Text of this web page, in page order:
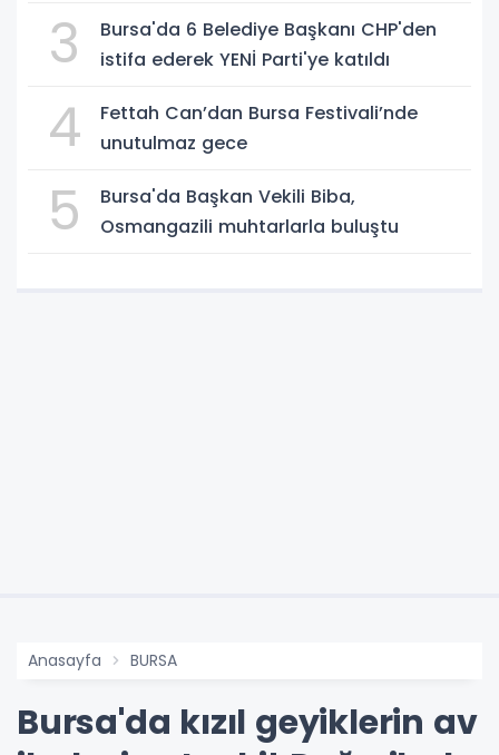
3
Bursa'da 6 Belediye Başkanı CHP'den
istifa ederek YENİ Parti'ye katıldı
4
Fettah Can’dan Bursa Festivali’nde
unutulmaz gece
5
Bursa'da Başkan Vekili Biba,
Osmangazili muhtarlarla buluştu
Anasayfa BURSA
Bursa'da kızıl geyiklerin av